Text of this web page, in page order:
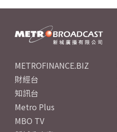
METROFINANCE.BIZ
財經台
知訊台
Metro Plus
MBO TV